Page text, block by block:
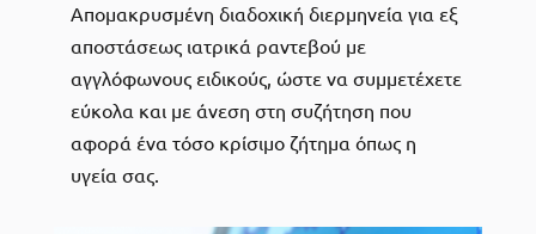
Απομακρυσμένη διαδοχική διερμηνεία για εξ
αποστάσεως ιατρικά ραντεβού με
αγγλόφωνους ειδικούς, ώστε να συμμετέχετε
εύκολα και με άνεση στη συζήτηση που
αφορά ένα τόσο κρίσιμο ζήτημα όπως η
υγεία σας.